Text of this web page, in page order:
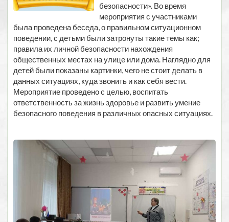
безопасности». Во время
мероприятия с участниками
была проведена беседа, о правильном ситуационном
поведении, с детьми были затронуты такие темы как;
правила их личной безопасности нахождения
общественных местах на улице или дома. Наглядно для
детей были показаны картинки, чего не стоит делать в
данных ситуациях, куда звонить и как себя вести.
Мероприятие проведено с целью, воспитать
ответственность за жизнь здоровье и развить умение
безопасного поведения в различных опасных ситуациях.